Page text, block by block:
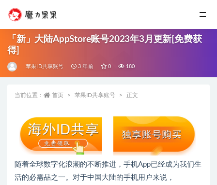
「新」大陆AppStore账号2023年3月更新[免费获
得]
苹果ID共享账号 3 年前 0 180
当前位置： 首页 苹果ID共享账号 正文
随着全球数字化浪潮的不断推进，手机App已经成为我们生
活的必需品之一。对于中国大陆的手机用户来说，